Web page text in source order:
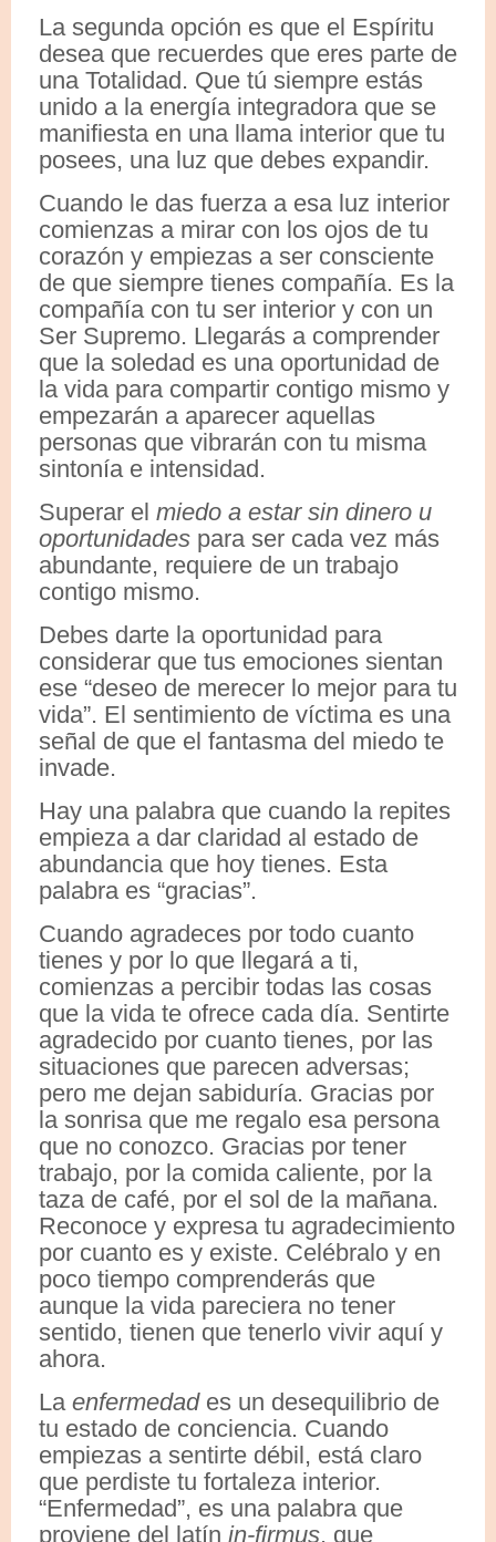
La segunda opción es que el Espíritu
desea que recuerdes que eres parte de
una Totalidad. Que tú siempre estás
unido a la energía integradora que se
manifiesta en una llama interior que tu
posees, una luz que debes expandir.
Cuando le das fuerza a esa luz interior
comienzas a mirar con los ojos de tu
corazón y empiezas a ser consciente
de que siempre tienes compañía. Es la
compañía con tu ser interior y con un
Ser Supremo. Llegarás a comprender
que la soledad es una oportunidad de
la vida para compartir contigo mismo y
empezarán a aparecer aquellas
personas que vibrarán con tu misma
sintonía e intensidad.
Superar el miedo a estar sin dinero u
oportunidades para ser cada vez más
abundante, requiere de un trabajo
contigo mismo.
Debes darte la oportunidad para
considerar que tus emociones sientan
ese “deseo de merecer lo mejor para tu
vida”. El sentimiento de víctima es una
señal de que el fantasma del miedo te
invade.
Hay una palabra que cuando la repites
empieza a dar claridad al estado de
abundancia que hoy tienes. Esta
palabra es “gracias”.
Cuando agradeces por todo cuanto
tienes y por lo que llegará a ti,
comienzas a percibir todas las cosas
que la vida te ofrece cada día. Sentirte
agradecido por cuanto tienes, por las
situaciones que parecen adversas;
pero me dejan sabiduría. Gracias por
la sonrisa que me regalo esa persona
que no conozco. Gracias por tener
trabajo, por la comida caliente, por la
taza de café, por el sol de la mañana.
Reconoce y expresa tu agradecimiento
por cuanto es y existe. Celébralo y en
poco tiempo comprenderás que
aunque la vida pareciera no tener
sentido, tienen que tenerlo vivir aquí y
ahora.
Laenfermedades un desequilibrio de
tu estado de conciencia. Cuando
empiezas a sentirte débil, está claro
que perdiste tu fortaleza interior.
“Enfermedad”, es una palabra que
proviene del latín in-firmus, que